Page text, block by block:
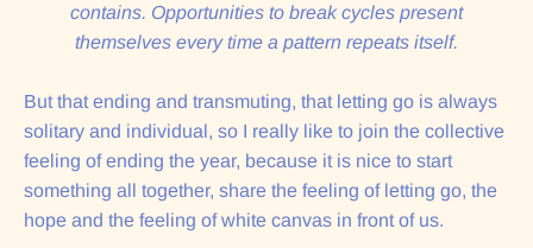
contains. Opportunities to break cycles present
themselves every time a pattern repeats itself.
But that ending and transmuting, that letting go is always
solitary and individual, so I really like to join the collective
feeling of ending the year, because it is nice to start
something all together, share the feeling of letting go, the
hope and the feeling of white canvas in front of us.